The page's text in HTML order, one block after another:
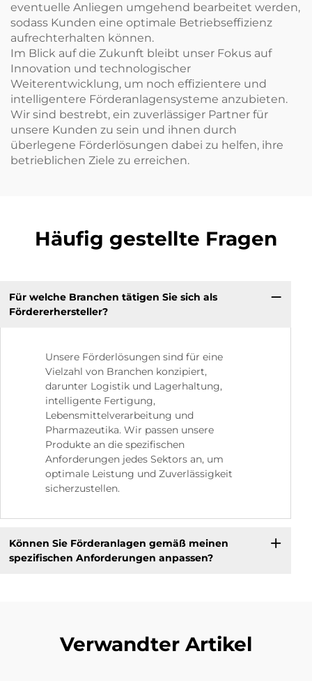
eventuelle Anliegen umgehend bearbeitet werden,
sodass Kunden eine optimale Betriebseffizienz
aufrechterhalten können.
Im Blick auf die Zukunft bleibt unser Fokus auf
Innovation und technologischer
Weiterentwicklung, um noch effizientere und
intelligentere Förderanlagensysteme anzubieten.
Wir sind bestrebt, ein zuverlässiger Partner für
unsere Kunden zu sein und ihnen durch
überlegene Förderlösungen dabei zu helfen, ihre
betrieblichen Ziele zu erreichen.
Häufig gestellte Fragen
Für welche Branchen tätigen Sie sich als
Fördererhersteller?
Unsere Förderlösungen sind für eine
Vielzahl von Branchen konzipiert,
darunter Logistik und Lagerhaltung,
intelligente Fertigung,
Lebensmittelverarbeitung und
Pharmazeutika. Wir passen unsere
Produkte an die spezifischen
Anforderungen jedes Sektors an, um
optimale Leistung und Zuverlässigkeit
sicherzustellen.
Können Sie Förderanlagen gemäß meinen
spezifischen Anforderungen anpassen?
Verwandter Artikel